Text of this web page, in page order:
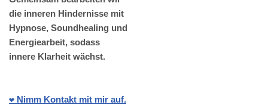
die inneren Hindernisse mit
Hypnose, Soundhealing und
Energiearbeit, sodass
innere Klarheit wächst.
❤️ Nimm Kontakt mit mir auf.